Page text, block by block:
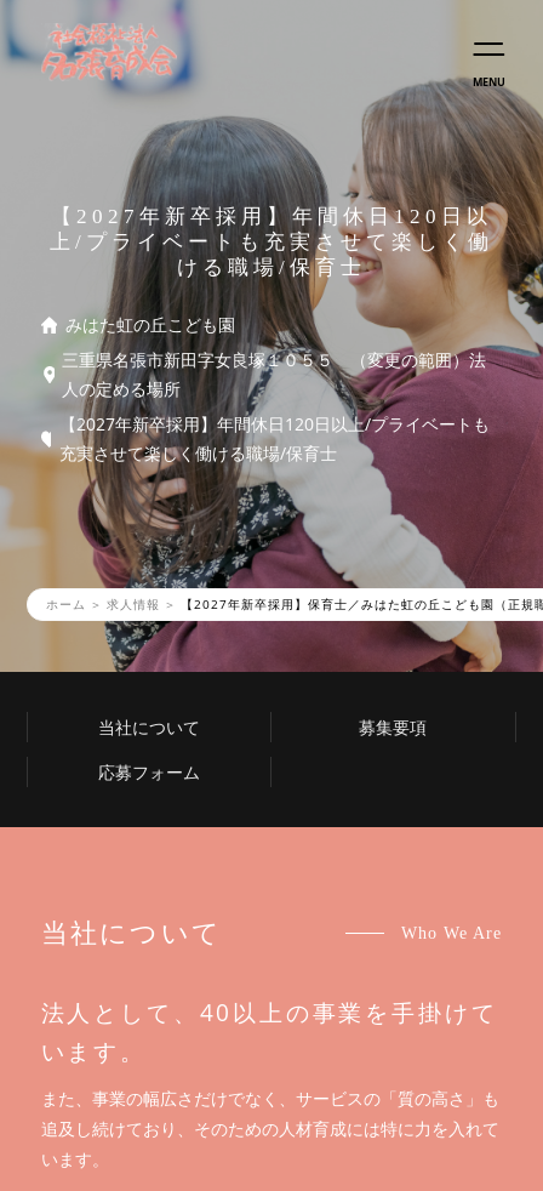
MENU
【2027年新卒採用】年間休日120日以
上/プライベートも充実させて楽しく働
ける職場/保育士
みはた虹の丘こども園
三重県名張市新田字女良塚１０５５ （変更の範囲）法
人の定める場所
【2027年新卒採用】年間休日120日以上/プライベートも
充実させて楽しく働ける職場/保育士
ホーム 求人情報 【2027年新卒採用】保育士／みはた虹の丘こども園（正規
当社について
募集要項
応募フォーム
当社について Who We Are
法人として、40以上の事業を手掛けて
います。
また、事業の幅広さだけでなく、サービスの「質の高さ」も
追及し続けており、そのための人材育成には特に力を入れて
います。